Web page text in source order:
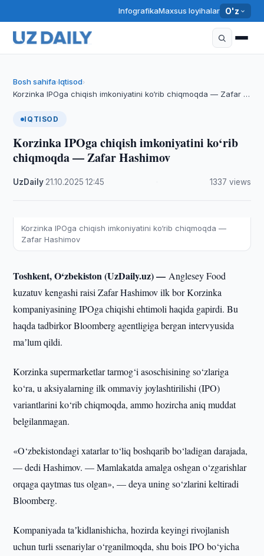
InfografikaMaxsus loyihalar O'z
Bosh sahifa›Iqtisod›
Korzinka IPOga chiqish imkoniyatini ko‘rib chiqmoqda — Zafar …
IQTISOD
Korzinka IPOga chiqish imkoniyatini ko‘rib
chiqmoqda — Zafar Hashimov
UzDaily 21.10.2025 ·12:45 1337 views
Korzinka IPOga chiqish imkoniyatini ko‘rib chiqmoqda —
Zafar Hashimov
Toshkent, O‘zbekiston (UzDaily.uz) —Anglesey Food
kuzatuv kengashi raisi Zafar Hashimov ilk bor Korzinka
kompaniyasining IPOga chiqishi ehtimoli haqida gapirdi. Bu
haqda tadbirkor Bloomberg agentligiga bergan intervyusida
maʼlum qildi.
Korzinka supermarketlar tarmog‘i asoschisining so‘zlariga
ko‘ra, u aksiyalarning ilk ommaviy joylashtirilishi (IPO)
variantlarini ko‘rib chiqmoqda, ammo hozircha aniq muddat
belgilanmagan.
«O‘zbekistondagi xatarlar to‘liq boshqarib bo‘ladigan darajada,
— dedi Hashimov. — Mamlakatda amalga oshgan o‘zgarishlar
orqaga qaytmas tus olgan», — deya uning so‘zlarini keltiradi
Bloomberg.
Kompaniyada taʼkidlanishicha, hozirda keyingi rivojlanish
uchun turli ssenariylar o‘rganilmoqda, shu bois IPO bo‘yicha